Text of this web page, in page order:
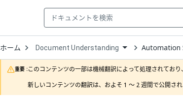
ホーム Open
Dropdown
to
choose
product
Document Understanding Automation
重要 :このコンテンツの一部は機械翻訳によって処理されてお
新しいコンテンツの翻訳は、およそ 1 ～ 2 週間で公開され